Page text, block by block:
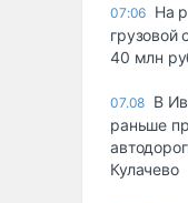
07:06 На
грузовой
40 млн
07.08 В
раньше
Кулачево